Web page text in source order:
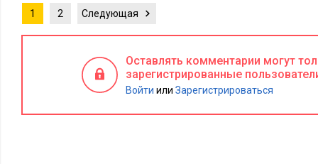
1 2 Следующая
Оставлять комментарии могут
зарегистрированные
Войти или Зарегистрироваться